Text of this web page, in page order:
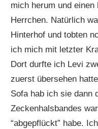
mich herum und
Herrchen. Natürlich
Hinterhof und tobten
ich mich mit letzter
Dort durfte ich Levi
zuerst übersehen
Sofa hab ich sie dann
Zeckenhalsbandes
“abgepflückt” habe.